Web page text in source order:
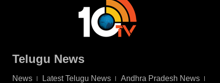
Telugu News
News Latest Telugu News
Andhra Pradesh News